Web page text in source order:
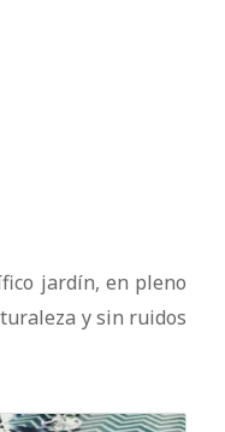
jardín, en pleno
y sin ruidos